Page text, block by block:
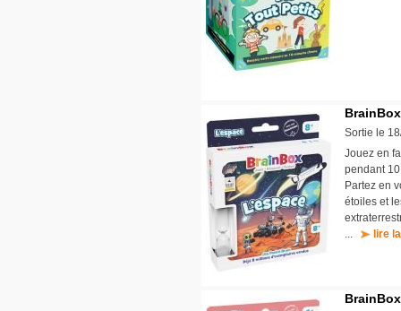
Sortie le
Jouez en
pendant
Partez en
étoiles et
...
lire